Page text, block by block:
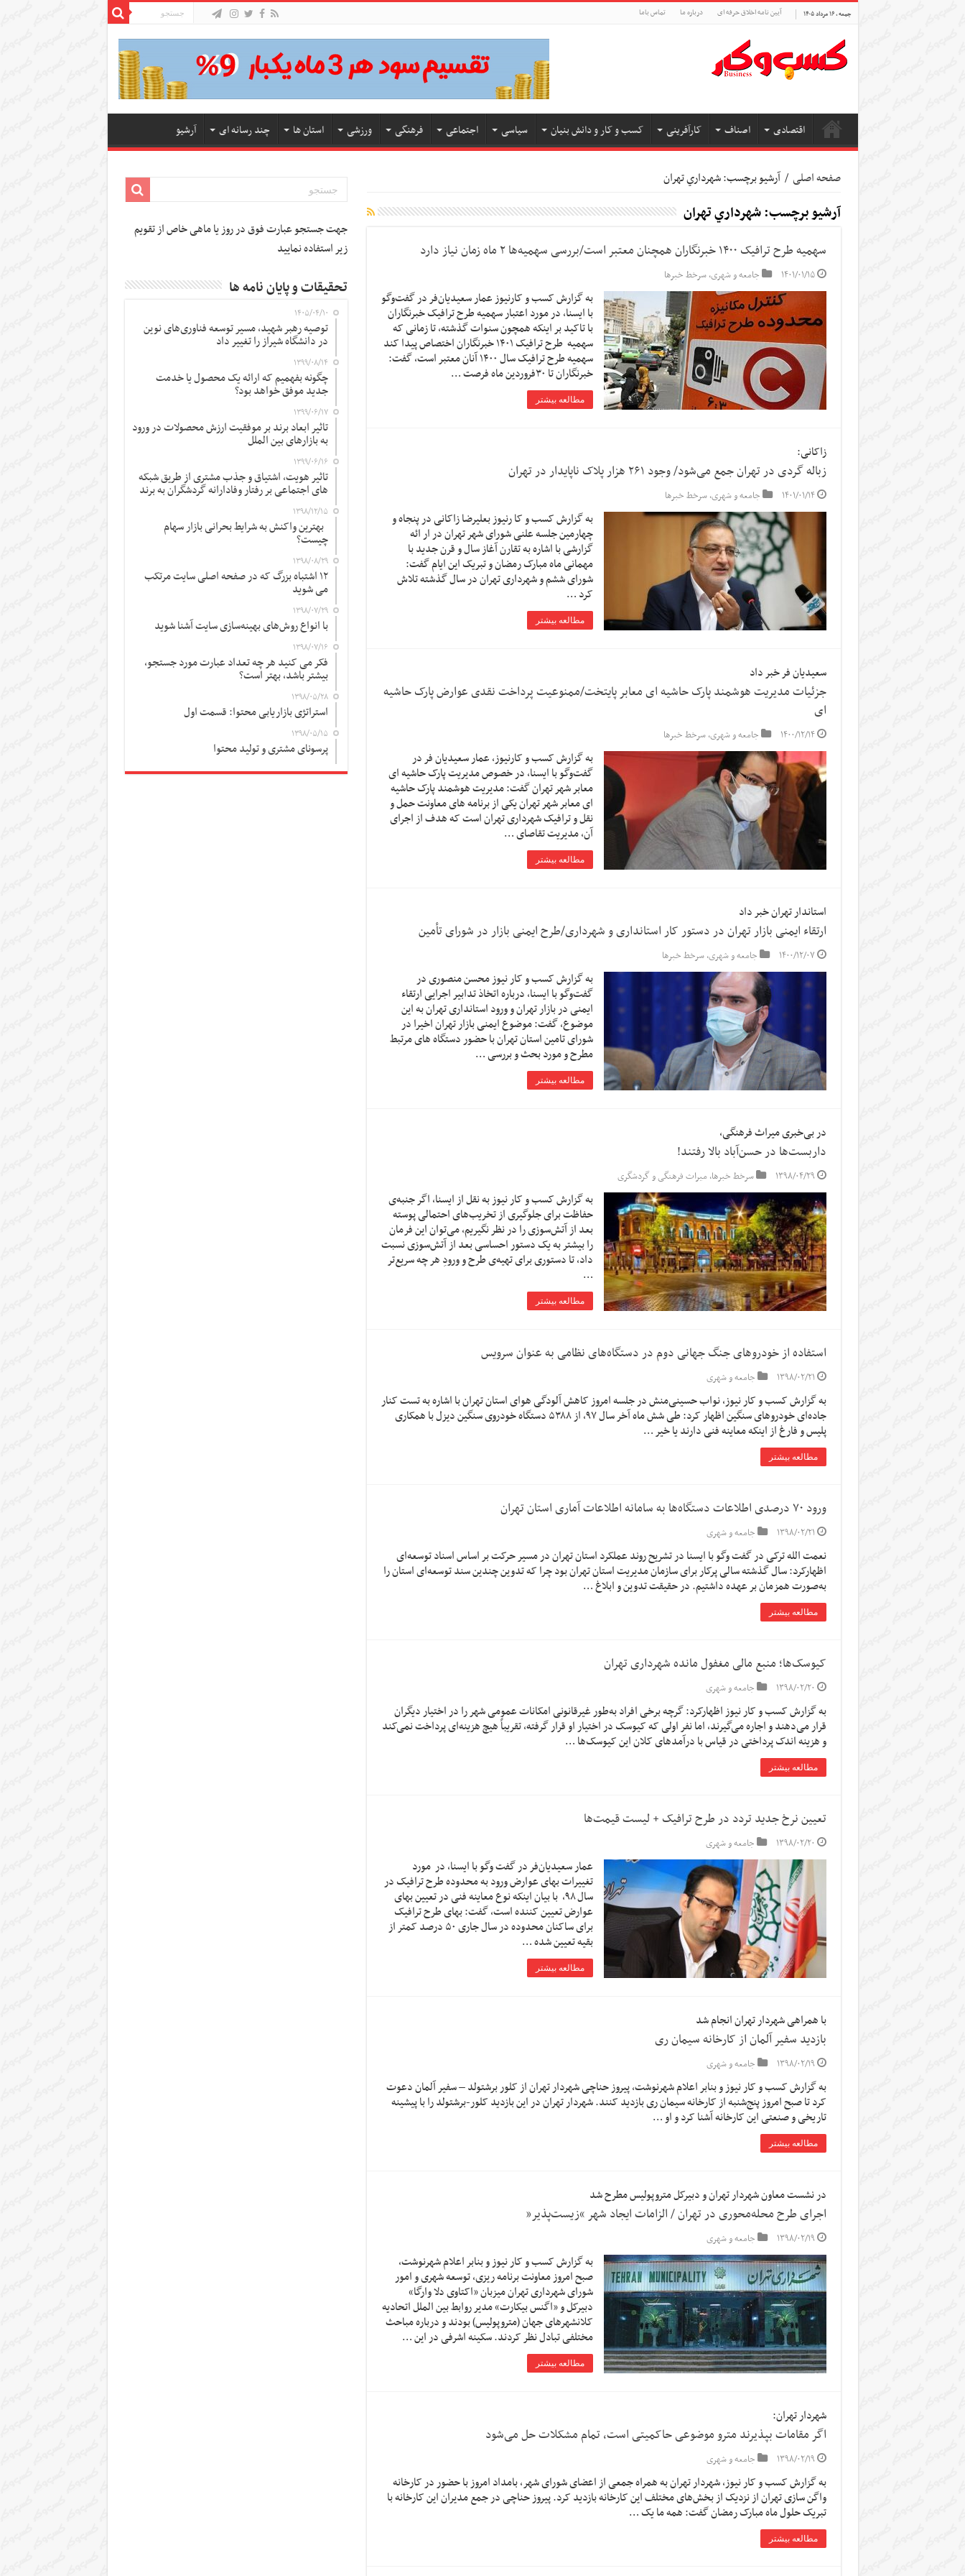
جمعه , ۱۶ مرداد ۱۴۰۵ آیین نامه اخلاق حرفه ای درباره ما تماس باما
اقتصادی اصناف کارآفرینی کسب و کار و دانش بنیان سیاسی اجتماعی فرهنگی ورزشی استان ها چند رسانه ای آرشیو
صفحه اصلی / آرشیو برچسب: شهرداري تهران
آرشیو برچسب:شهرداري تهران
سهمیه طرح ترافیک ۱۴۰۰ خبرنگاران همچنان معتبر است/بررسی سهمیه‌ها ۲ ماه زمان نیاز دارد
۱۴۰۱/۰۱/۱۵ جامعه و شهری,سرخط خبرها
به گزارش کسب و کارنیوز عمار سعیدیان‌فر در گفت‌وگو
با ایسنا، در مورد اعتبار سهمیه طرح ترافیک خبرنگاران
با تاکید بر اینکه همچون سنوات گذشته، تا زمانی که
سهمیه طرح ترافیک ۱۴۰۱ خبرنگاران اختصاص پیدا کند
سهمیه طرح ترافیک سال ۱۴۰۰ آنان معتبر است، گفت:
خبرنگاران تا ۳۰فروردین ماه فرصت …
مطالعه بیشتر
زاکانی:
زباله گردی در تهران جمع می‌شود/ وجود ۲۶۱ هزار پلاک ناپایدار در تهران
۱۴۰۱/۰۱/۱۴ جامعه و شهری,سرخط خبرها
به گزارش کسب و کا رنیوز بعلیرضا زاکانی در پنجاه و
چهارمین جلسه علنی شورای شهر تهران در ار ائه
گزارشی با اشاره به تقارن آغاز سال و قرن جدید با
مهمانی ماه مبارک رمضان و تبریک این ایام گفت:
شورای ششم و شهرداری تهران در سال گذشته تلاش
کرد …
مطالعه بیشتر
سعیدیان فر خبر داد
جزئیات مدیریت هوشمند پارک حاشیه ای معابر پایتخت/ممنوعیت پرداخت نقدی عوارض پارک حاشیه
ای
۱۴۰۰/۱۲/۱۴ جامعه و شهری,سرخط خبرها
به گزارش کسب و کارنیوز، عمار سعیدیان فر در
گفت‌وگو با ایسنا، در خصوص مدیریت پارک حاشیه ای
معابر شهر تهران گفت: مدیریت هوشمند پارک حاشیه
ای معابر شهر تهران یکی از برنامه های معاونت حمل و
نقل و ترافیک شهرداری تهران است که هدف از اجرای
آن، مدیریت تقاصای …
مطالعه بیشتر
استاندار تهران خبر داد
ارتقاء ایمنی بازار تهران در دستور کار استانداری و شهرداری/طرح ایمنی بازار در شورای تأمین
۱۴۰۰/۱۲/۰۷ جامعه و شهری,سرخط خبرها
به گزارش کسب و کار نیوز محسن منصوری در
گفت‌وگو با ایسنا، درباره اتخاذ تدابیر اجرایی ارتقاء
ایمنی در بازار تهران و ورود استانداری تهران به این
موضوع، گفت: موضوع ایمنی بازار تهران اخیرا در
شورای تامین استان تهران با حضور دستگاه های مرتبط
مطرح و مورد بحث و بررسی …
مطالعه بیشتر
در بی‌خبری میراث فرهنگی،
داربست‌ها در حسن‌آباد بالا رفتند!
۱۳۹۸/۰۴/۲۹ سرخط خبرها,میراث فرهنگی و گردشگری
به گزارش کسب و کار نیوز به نقل از ایسنا, اگر جنبه‌ی
حفاظت برای جلوگیری از تخریب‌های احتمالی پوسته
بعد از آتش‌سوزی را در نظر نگیریم، می‌توان این فرمان
را بیشتر به یک دستور احساسی بعد از آتش‌سوزی نسبت
داد، تا دستوری برای تهیه‌ی طرح و ورودِ هر چه سریع‌تر
…
مطالعه بیشتر
استفاده از خودروهای جنگ جهانی دوم در دستگاه‌های نظامی به عنوان سرویس
۱۳۹۸/۰۲/۲۱ جامعه و شهری
به گزارش کسب و کار نیوز، نواب حسینی‌منش در جلسه امروز کاهش آلودگی هوای استان تهران با اشاره به تست کنار
جاده‌ای خودروهای سنگین اظهار کرد: طی شش ماه آخر سال ۹۷، از ۵۳۸۸ دستگاه خودروی سنگین دیزل با همکاری
پلیس و فارغ از اینکه معاینه فنی دارند یا خیر …
مطالعه بیشتر
ورود ۷۰ درصدی اطلاعات دستگاه‌ها به سامانه اطلاعات آماری استان تهران
۱۳۹۸/۰۲/۲۱ جامعه و شهری
نعمت الله ترکی در گفت وگو با ایسنا در تشریح روند عملکرد استان تهران در مسیر حرکت بر اساس اسناد توسعه‌ای
اظهارکرد: سال گذشته سالی پرکار برای سازمان مدیریت استان تهران بود چرا که تدوین چندین سند توسعه‌ای استان را
به‌صورت همزمان بر عهده داشتیم. در حقیقت تدوین و ابلاغ …
مطالعه بیشتر
کیوسک‌ها؛ منبع مالی مغفول مانده شهرداری تهران
۱۳۹۸/۰۲/۲۰ جامعه و شهری
به گزارش کسب و کار نیوز اظهارکرد: گرچه برخی افراد به‌طور غیرقانونی امکانات عمومی شهر را در اختیار دیگران
قرار می‌دهند و اجاره می‌گیرند، اما نفر اولی که کیوسک در اختیار او قرار گرفته، تقریباً هیچ هزینه‌ای پرداخت نمی‌کند
و هزینه اندک پرداختی در قیاس با درآمدهای کلان این کیوسک‌ها …
مطالعه بیشتر
تعیین نرخ‌ جدید تردد در طرح ترافیک + لیست قیمت‌ها
۱۳۹۸/۰۲/۲۰ جامعه و شهری
عمار سعیدیان‌فر در گفت وگو با ایسنا، در مورد
تغییرات بهای عوارض ورود به محدوده طرح ترافیک در
سال ۹۸، با بیان اینکه نوع معاینه فنی در تعیین بهای
عوارض تعیین کننده است، گفت: بهای طرح ترافیک
برای ساکنان محدوده در سال جاری ۵۰ درصد کمتر از
بقیه تعیین شده …
مطالعه بیشتر
با همراهی شهردار تهران انجام شد
بازدید سفیر آلمان از کارخانه سیمان ری
۱۳۹۸/۰۲/۱۹ جامعه و شهری
به گزارش کسب و کار نیوز و بنابر اعلام شهرنوشت، پیروز حناچی شهردار تهران از کلور برشتولد – سفیر آلمان دعوت
کرد تا صبح امروز پنج‌شنبه از کارخانه سیمان ری بازدید کنند. شهردار تهران در این بازدید کلور-برشتولد را با پیشینه
تاریخی و صنعتی این کارخانه آشنا کرد و او …
مطالعه بیشتر
در نشست معاون شهردار تهران و دبیرکل متروپولیس مطرح شد
اجرای طرح محله‌محوری در تهران / الزامات ایجاد شهر “زیست‌پذیر”
۱۳۹۸/۰۲/۱۹ جامعه و شهری
به گزارش کسب و کار نیوز و بنابر اعلام شهرنوشت،
صبح امروز معاونت برنامه ریزی، توسعه شهری و امور
شورای شهرداری تهران میزبان «اکتاوی دلا وارگا»
دبیرکل و «اگنس بیکارت» مدیر روابط بین الملل اتحادیه
کلانشهرهای جهان (متروپولیس) بودند و درباره مباحث
مختلفی تبادل نظر کردند. سکینه اشرفی در این …
مطالعه بیشتر
شهردار تهران:
اگر مقامات بپذیرند مترو موضوعی حاکمیتی است، تمام مشکلات حل می‌شود
۱۳۹۸/۰۲/۱۹ جامعه و شهری
به گزارش کسب و کار نیوز، شهردار تهران به همراه جمعی از اعضای شورای شهر، بامداد امروز با حضور در کارخانه
واگن سازی تهران از نزدیک از بخش‌های مختلف این کارخانه بازدید کرد. پیروز حناچی در جمع مدیران این کارخانه با
تبریک حلول ماه مبارک رمضان گفت: همه ما یک …
مطالعه بیشتر
جهت جستجو عبارت فوق در روز یا ماهی خاص از تقویم
زیر استفاده نمایید
تحقیقات و پایان نامه ها
۱۴۰۵/۰۴/۱۰
توصیه رهبر شهید، مسیر توسعه فناوری‌های نوین
در دانشگاه شیراز را تغییر داد
۱۳۹۹/۰۸/۱۴
چگونه بفهمیم که ارائه یک محصول یا خدمت
جدید موفق خواهد بود؟
۱۳۹۹/۰۶/۱۷
تاثیر ابعاد برند بر موفقیت ارزش محصولات در ورود
به بازارهای بین الملل
۱۳۹۹/۰۶/۱۶
تاثیر هویت، اشتیاق و جذب مشتری از طریق شبکه
های اجتماعی بر رفتار وفادارانه گردشگران به برند
۱۳۹۸/۱۲/۱۵
بهترین واکنش به شرایط بحرانی بازار سهام
چیست؟
۱۳۹۸/۰۸/۲۹
۱۲ اشتباه بزرگ که در صفحه اصلی سایت مرتکب
می شوید
۱۳۹۸/۰۷/۲۹
با انواع روش‌های بهینه‌سازی سایت آشنا شوید
۱۳۹۸/۰۷/۱۶
فکر می کنید هر چه تعداد عبارت مورد جستجو،
بیشتر باشد، بهتر است؟
۱۳۹۸/۰۵/۲۸
استراتژی بازاریابی محتوا: قسمت اول
۱۳۹۸/۰۵/۱۵
پرسونای مشتری و تولید محتوا